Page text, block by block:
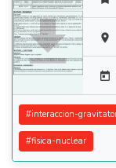
 

#interaccion-
#fisica-nuclear